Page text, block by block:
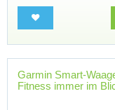
Garmin Smart-
Fitness immer im